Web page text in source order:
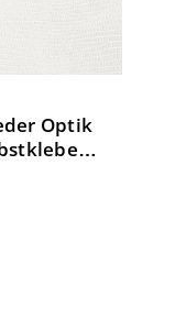
Optik